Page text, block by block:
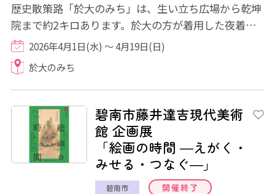
歴史散策路「於大のみち」は、生い立ち広場から乾坤
院まで約2キロあります。於大の方が着用した夜着を
モチーフにしたモニュメントなどが3カ所に設...
2026年4月1日(水) ～ 4月19日(日)
於大のみち
碧南市藤井達吉現代美術
館 企画展
「絵画の時間 ―えがく・
みせる・つなぐ―」
碧南市 開催終了